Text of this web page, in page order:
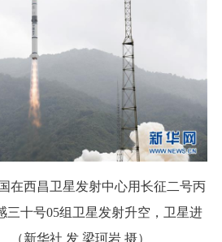
在西昌卫星发射中心用长征二号丙
三十号05组卫星发射升空，卫星进
（新华社 发 梁珂岩 摄）